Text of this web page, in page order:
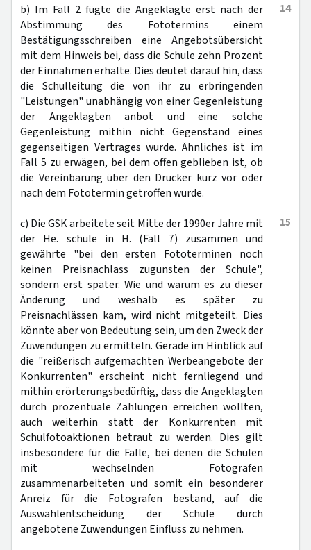
14
b) Im Fall 2 fügte die Angeklagte erst nach der
Abstimmung des Fototermins einem
Bestätigungsschreiben eine Angebotsübersicht
mit dem Hinweis bei, dass die Schule zehn Prozent
der Einnahmen erhalte. Dies deutet darauf hin, dass
die Schulleitung die von ihr zu erbringenden
"Leistungen" unabhängig von einer Gegenleistung
der Angeklagten anbot und eine solche
Gegenleistung mithin nicht Gegenstand eines
gegenseitigen Vertrages wurde. Ähnliches ist im
Fall 5 zu erwägen, bei dem offen geblieben ist, ob
die Vereinbarung über den Drucker kurz vor oder
nach dem Fototermin getroffen wurde.
15
c) Die GSK arbeitete seit Mitte der 1990er Jahre mit
der He. schule in H. (Fall 7) zusammen und
gewährte "bei den ersten Fototerminen noch
keinen Preisnachlass zugunsten der Schule",
sondern erst später. Wie und warum es zu dieser
Änderung und weshalb es später zu
Preisnachlässen kam, wird nicht mitgeteilt. Dies
könnte aber von Bedeutung sein, um den Zweck der
Zuwendungen zu ermitteln. Gerade im Hinblick auf
die "reißerisch aufgemachten Werbeangebote der
Konkurrenten" erscheint nicht fernliegend und
mithin erörterungsbedürftig, dass die Angeklagten
durch prozentuale Zahlungen erreichen wollten,
auch weiterhin statt der Konkurrenten mit
Schulfotoaktionen betraut zu werden. Dies gilt
insbesondere für die Fälle, bei denen die Schulen
mit wechselnden Fotografen
zusammenarbeiteten und somit ein besonderer
Anreiz für die Fotografen bestand, auf die
Auswahlentscheidung der Schule durch
angebotene Zuwendungen Einfluss zu nehmen.